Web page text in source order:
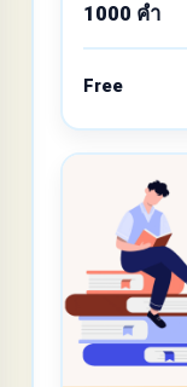
1000 คำ
Free